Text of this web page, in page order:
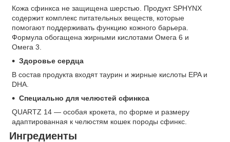
Кожа сфинкса не защищена шерстью. Продукт SPHYNX
содержит комплекс питательных веществ, которые
помогают поддерживать функцию кожного барьера.
Формула обогащена жирными кислотами Омега 6 и
Омега 3.
Здоровье сердца
В состав продукта входят таурин и жирные кислоты EPA и
DHA.
Специально для челюстей сфинкса
QUARTZ 14 — особая крокета, по форме и размеру
адаптированная к челюстям кошек породы сфинкс.
Ингредиенты